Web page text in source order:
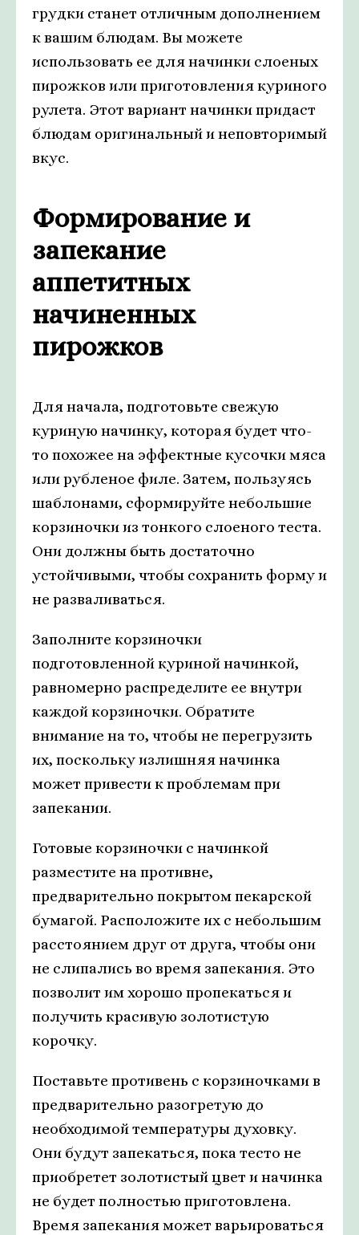
грудки станет отличным дополнением
к вашим блюдам. Вы можете
использовать ее для начинки слоеных
пирожков или приготовления куриного
рулета. Этот вариант начинки придаст
блюдам оригинальный и неповторимый
вкус.
Формирование и
запекание
аппетитных
начиненных
пирожков
Для начала, подготовьте свежую
куриную начинку, которая будет что-
то похожее на эффектные кусочки мяса
или рубленое филе. Затем, пользуясь
шаблонами, сформируйте небольшие
корзиночки из тонкого слоеного теста.
Они должны быть достаточно
устойчивыми, чтобы сохранить форму и
не разваливаться.
Заполните корзиночки
подготовленной куриной начинкой,
равномерно распределите ее внутри
каждой корзиночки. Обратите
внимание на то, чтобы не перегрузить
их, поскольку излишняя начинка
может привести к проблемам при
запекании.
Готовые корзиночки с начинкой
разместите на противне,
предварительно покрытом пекарской
бумагой. Расположите их с небольшим
расстоянием друг от друга, чтобы они
не слипались во время запекания. Это
позволит им хорошо пропекаться и
получить красивую золотистую
корочку.
Поставьте противень с корзиночками в
предварительно разогретую до
необходимой температуры духовку.
Они будут запекаться, пока тесто не
приобретет золотистый цвет и начинка
не будет полностью приготовлена.
Время запекания может варьироваться